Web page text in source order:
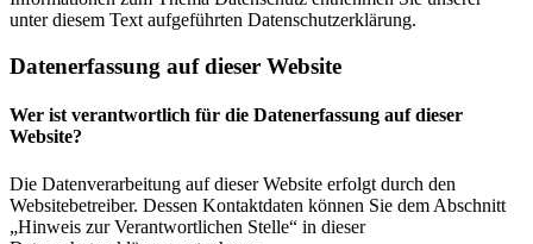
unter diesem Text aufgeführten Datenschutzerklärung.
Datenerfassung auf dieser Website
Wer ist verantwortlich für die Datenerfassung auf dieser
Website?
Die Datenverarbeitung auf dieser Website erfolgt durch den
Websitebetreiber. Dessen Kontaktdaten können Sie dem Abschnitt
„Hinweis zur Verantwortlichen Stelle“ in dieser